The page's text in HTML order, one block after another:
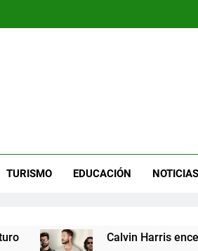
TURISMO EDUCACIÓN NOTICIAS
Calvin Harris encenderá